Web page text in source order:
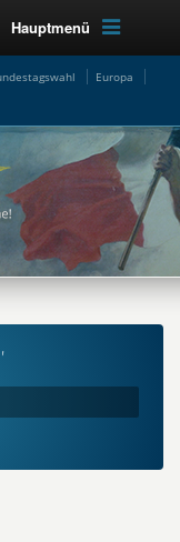
Hauptmenü
Europa